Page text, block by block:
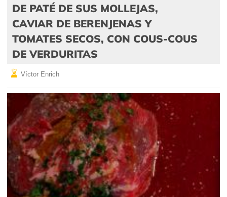
DE PATÉ DE SUS MOLLEJAS,
CAVIAR DE BERENJENAS Y
TOMATES SECOS, CON COUS-COUS
DE VERDURITAS
Víctor Enrich